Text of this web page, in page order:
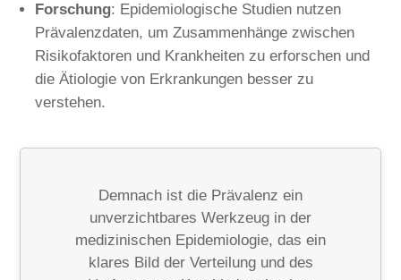
Forschung: Epidemiologische Studien nutzen
Prävalenzdaten, um Zusammenhänge zwischen
Risikofaktoren und Krankheiten zu erforschen und
die Ätiologie von Erkrankungen besser zu
verstehen.
Demnach ist die Prävalenz ein
unverzichtbares Werkzeug in der
medizinischen Epidemiologie, das ein
klares Bild der Verteilung und des